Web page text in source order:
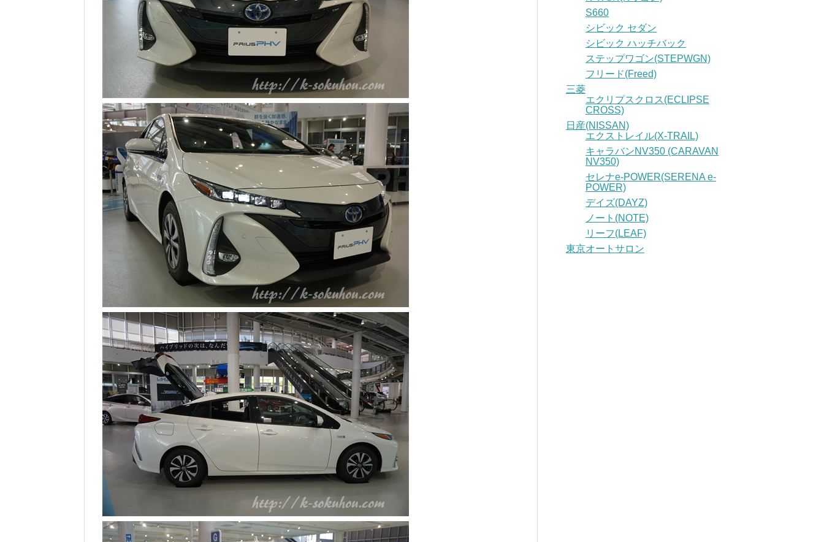
S660
シビック セダン
シビック ハッチバック
ステップワゴン(STEPWGN)
フリード(Freed)
三菱
エクリプスクロス(ECLIPSE
CROSS)
日産(NISSAN)
エクストレイル(X-TRAIL)
キャラバンNV350 (CARAVAN
NV350)
セレナe-POWER(SERENA e-
POWER)
デイズ(DAYZ)
ノート(NOTE)
リーフ(LEAF)
東京オートサロン